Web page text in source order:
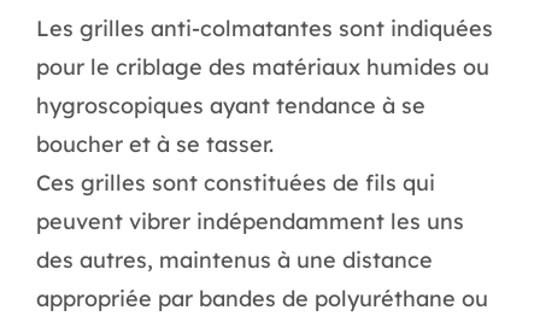
Les grilles anti-colmatantes sont indiquées
pour le criblage des matériaux humides ou
hygroscopiques ayant tendance à se
boucher et à se tasser.
Ces grilles sont constituées de fils qui
peuvent vibrer indépendamment les uns
des autres, maintenus à une distance
appropriée par bandes de polyuréthane ou